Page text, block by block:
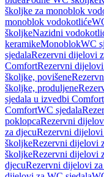
školjke za monoblok
monoblok vodokotliće
školjkeNazidni
keramikeMonoblokWC
sjedalaRezervni dijelovi
ComfortRezervni
školjke, povišene
školjke, produljene
sjedala u izvedbi Comfort
ComfortWC sjedala
poklopcaRezervni
za djecuRezervni
školjkeRezervni dijelovi
školjkeRezervni dijelovi
djecuRezervni dijelovi